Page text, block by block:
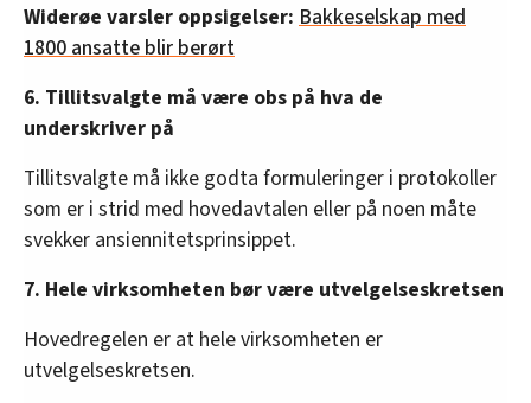
Widerøe varsler oppsigelser: Bakkeselskap med
1800 ansatte blir berørt
6. Tillitsvalgte må være obs på hva de
underskriver på
Tillitsvalgte må ikke godta formuleringer i protokoller
som er i strid med hovedavtalen eller på noen måte
svekker ansiennitetsprinsippet.
7. Hele virksomheten bør være utvelgelseskretsen
Hovedregelen er at hele virksomheten er
utvelgelseskretsen.